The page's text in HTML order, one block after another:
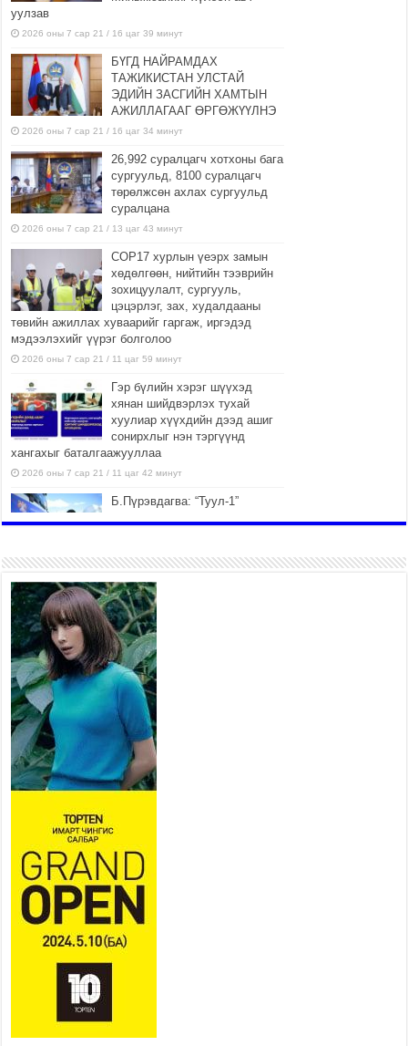
уулзав
2026 оны 7 сар 21 / 16 цаг 39 минут
БҮГД НАЙРАМДАХ
ТАЖИКИСТАН УЛСТАЙ
ЭДИЙН ЗАСГИЙН ХАМТЫН
АЖИЛЛАГААГ ӨРГӨЖҮҮЛНЭ
2026 оны 7 сар 21 / 16 цаг 34 минут
26,992 суралцагч хотхоны бага
сургуульд, 8100 суралцагч
төрөлжсөн ахлах сургуульд
суралцана
2026 оны 7 сар 21 / 13 цаг 43 минут
COP17 хурлын үеэрх замын
хөдөлгөөн, нийтийн тээврийн
зохицуулалт, сургууль,
цэцэрлэг, зах, худалдааны
төвийн ажиллах хуваарийг гаргаж, иргэдэд
мэдээлэхийг үүрэг болголоо
2026 оны 7 сар 21 / 11 цаг 59 минут
Гэр бүлийн хэрэг шүүхэд
хянан шийдвэрлэх тухай
хуулиар хүүхдийн дээд ашиг
сонирхлыг нэн тэргүүнд
хангахыг баталгаажууллаа
2026 оны 7 сар 21 / 11 цаг 42 минут
Б.Пүрэвдагва: “Туул-1”
2026 оны 7 сар 21 / 10 цаг 15 минут
НИЙСЛЭЛ, АЙМГИЙН УДИРДЛАГУУДЫН
АЖЛЫГ ХҮНД СУРТЛЫГ БУУРУУЛЖ, ИРГЭД,
АЖ АХУЙН НЭГЖИЙН АЧААГ ХЭРХЭН
ХӨНГӨЛСНӨӨР ДҮГНЭНЭ
2026 оны 7 сар 21 / 10 цаг 09 минут
Байнгын хорооны дарга М.Мандхай Цөлжилттэй
тэмцэх тухай НҮБ-ын конвенцын талуудын 17
дугаар бага хурал (СОР17)-ын бэлтгэл ажлын
явцтай танилцлаа
2026 оны 7 сар 21 / 10 цаг 03 минут
Б.Пүрэвдагва: Бүтээн байгуулалтын аливаа
ажил инженерийн хангамжийн байгууллагуудын
уялдаа холбоогүйгээс саатах ёсгүй
2026 оны 7 сар 20 / 17 цаг 21 минут
“Сэлбэ 20 минутын хот” төслийн анхны 12
давхар барилгын үндсэн карказ, цутгалтын ажил
дууслаа
2026 оны 7 сар 20 / 17 цаг 17 минут
бүхий тээврийн хэрэгсэлтэй холбоотой
нийслэлийн засаг дарга захирамж гаргалаа
2026 оны 7 сар 20 / 17 цаг 11 минут
Төв цэвэрлэх байгууламжид хоногт дунджаар 3